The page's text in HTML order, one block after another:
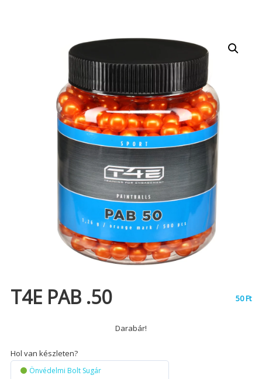
T4E PAB .50 50Ft
Darabár!
Hol van készleten?
Önvédelmi Bolt Sugár